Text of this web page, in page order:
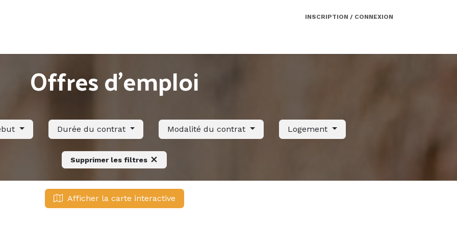
INSCRIPTION / CONNEXION
Offres d'emploi
Durée du contrat Modalité du contrat Logement
Supprimer les filtres
Afficher la carte interactive